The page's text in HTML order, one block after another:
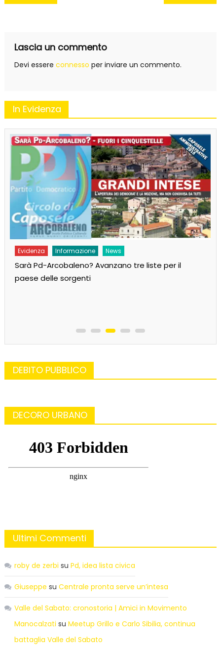
Lascia un commento
Devi essere connesso per inviare un commento.
In Evidenza
Evidenza Informazione News
Sarà Pd-Arcobaleno? Avanzano tre liste per il
paese delle sorgenti
DEBITO PUBBLICO
DECORO URBANO
Ultimi Commenti
roby de zerbi su Pd, idea lista civica
Giuseppe su Centrale pronta serve un’intesa
Valle del Sabato: cronostoria | Amici in Movimento
Manocalzati su Meetup Grillo e Carlo Sibilia, continua
battaglia Valle del Sabato